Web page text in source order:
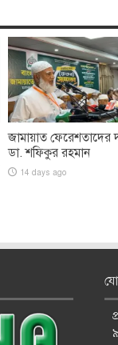
জামায়াত ফেরেশতাদের
ডা. শফিকুর রহমান
14 days ago